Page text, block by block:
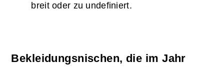
breit oder zu undefiniert.
Bekleidungsnischen, die im Jahr